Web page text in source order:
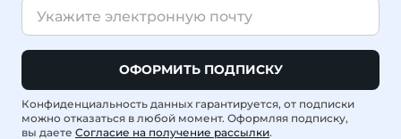
ОФОРМИТЬ ПОДПИСКУ
Конфиденциальность данных гарантируется, от подписки
можно отказаться в любой момент. Оформляя подписку,
вы даете Согласие на получение рассылки.